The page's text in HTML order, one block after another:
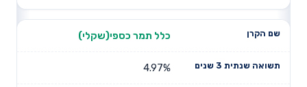
כלל תמר כספי(שקלי)
4.97%